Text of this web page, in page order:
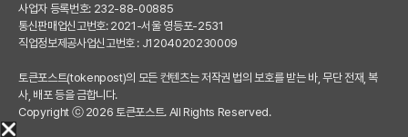
사업자 등록번호: 232-88-00885
통신판매업신고번호: 2021-서울 영등포-2531
직업정보제공사업신고번호 : J1204020230009
토큰포스트(tokenpost)의 모든 컨텐츠는 저작권 법의 보호를 받는 바, 무단 전재, 복
사, 배포 등을 금합니다.
Copyright ⓒ 2026 토큰포스트. All Rights Reserved.